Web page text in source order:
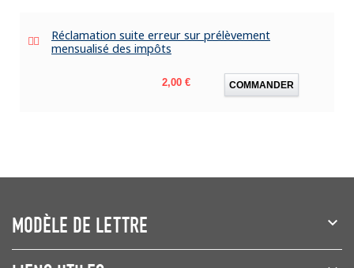
Réclamation suite erreur sur prélèvement
mensualisé des impôts
Prix
2,00 € COMMANDER
MODÈLE DE LETTRE